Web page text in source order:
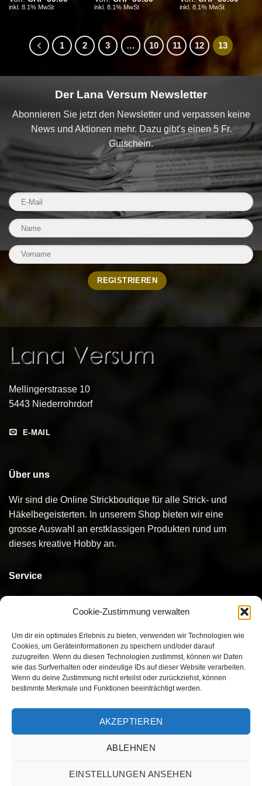
Cookie-Zustimmung verwalten
Um dir ein optimales Erlebnis zu bieten, verwenden wir Technologien wie
Cookies, um Geräteinformationen zu speichern und/oder darauf
zuzugreifen. Wenn du diesen Technologien zustimmst, können wir Daten
wie das Surfverhalten oder eindeutige IDs auf dieser Website verarbeiten.
Wenn du deine Zustimmung nicht erteilst oder zurückziehst, können
bestimmte Merkmale und Funktionen beeinträchtigt werden.
AKZEPTIEREN
ABLEHNEN
EINSTELLUNGEN ANSEHEN
inkl. 8.1% MwSt inkl. 8.1% MwSt inkl. 8.1% MwSt
1 2 3 … 10 11 12 13
Der Lana Versum Newsletter
Abonnieren Sie jetzt den Newsletter und verpassen keine
News und Aktionen mehr. Dazu gibt's einen 5 Fr.
Gutschein.
Mellingerstrasse 10
5443 Niederrohrdorf
E-MAIL
Über uns
Wir sind die Online Strickboutique für alle Strick- und
Häkelbegeisterten. In unserem Shop bieten wir eine
grosse Auswahl an erstklassigen Produkten rund um
dieses kreative Hobby an.
Service
Bezahlen
Versand